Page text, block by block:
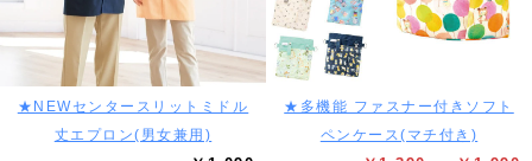
★NEWセンタースリットミドル
丈エプロン(男女兼用)
★多機能 ファスナー付きソフト
ペンケース(マチ付き)